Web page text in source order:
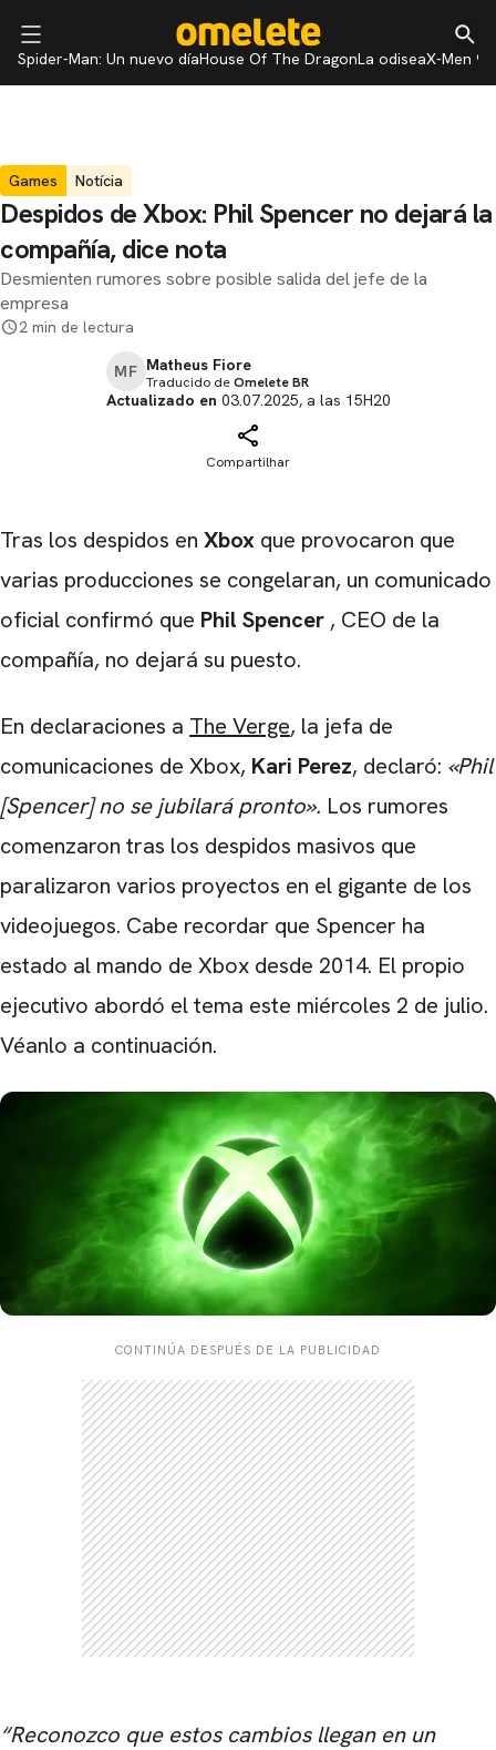
Spider-Man: Un nuevo díaHouse Of The DragonLa odiseaX-Men 97
Games Notícia
Despidos de Xbox: Phil Spencer no dejará la
compañía, dice nota
Desmienten rumores sobre posible salida del jefe de la
empresa
2 min de lectura
MF Matheus Fiore
Traducido deOmelete BR
Actualizado en 03.07.2025, a las 15H20
Compartilhar
Tras los despidos en Xbox que provocaron que
varias producciones se congelaran, un comunicado
oficial confirmó que Phil Spencer , CEO de la
compañía, no dejará su puesto.
En declaraciones a The Verge, la jefa de
comunicaciones de Xbox, Kari Perez, declaró: «Phil
[Spencer] no se jubilará pronto». Los rumores
comenzaron tras los despidos masivos que
paralizaron varios proyectos en el gigante de los
videojuegos. Cabe recordar que Spencer ha
estado al mando de Xbox desde 2014. El propio
ejecutivo abordó el tema este miércoles 2 de julio.
Véanlo a continuación.
CONTINÚA DESPUÉS DE LA PUBLICIDAD
“Reconozco que estos cambios llegan en un